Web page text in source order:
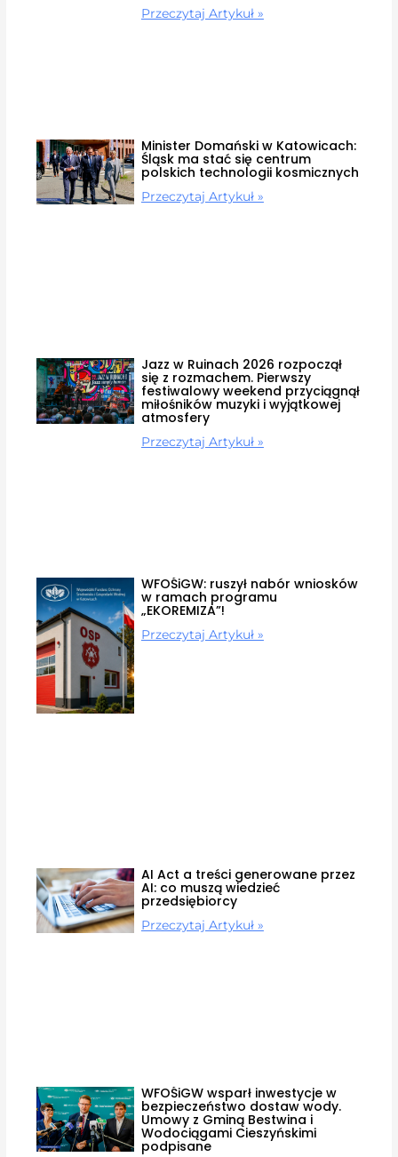
Przeczytaj Artykuł »
Minister Domański w Katowicach:
Śląsk ma stać się centrum
polskich technologii kosmicznych
Przeczytaj Artykuł »
Jazz w Ruinach 2026 rozpoczął
się z rozmachem. Pierwszy
festiwalowy weekend przyciągnął
miłośników muzyki i wyjątkowej
atmosfery
Przeczytaj Artykuł »
WFOŚiGW: ruszył nabór wniosków
w ramach programu
„EKOREMIZA”!
Przeczytaj Artykuł »
AI Act a treści generowane przez
AI: co muszą wiedzieć
przedsiębiorcy
Przeczytaj Artykuł »
WFOŚiGW wsparł inwestycje w
bezpieczeństwo dostaw wody.
Umowy z Gminą Bestwina i
Wodociągami Cieszyńskimi
podpisane